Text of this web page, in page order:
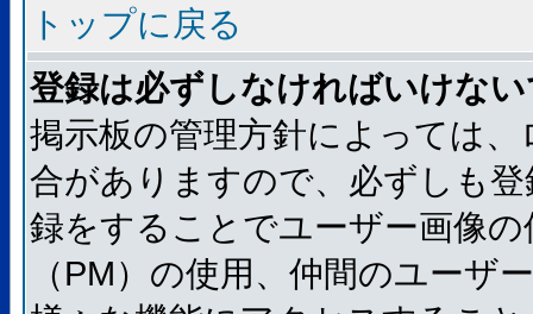
トップに戻る
登録は必ずしなければいけな
掲示板の管理方針によっては
合がありますので、必ずしも
録をすることでユーザー画像
（PM）の使用、仲間のユーザ